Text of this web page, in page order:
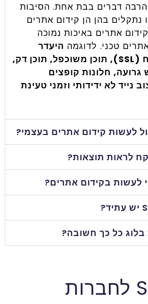
הרבה דברים בבת אחת. הסיבות
נתקלים בהן הן קידום אתרים
אתרים באיכות נמוכה
טכני. לדוגמה היעדר
חיבור מאובטח (SSL), תוכן משוכפל, תוכן דק,
חלונות קופצים
נייד לא ידידותי וזמני טעינת
לעשות קידום אתרים בעצמי?
לראות תוצאות?
לעשות בקידום אתרים?
בלוג כל כך חשובה?